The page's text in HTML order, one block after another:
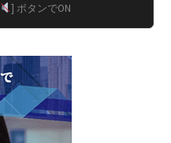
] ボタンでON